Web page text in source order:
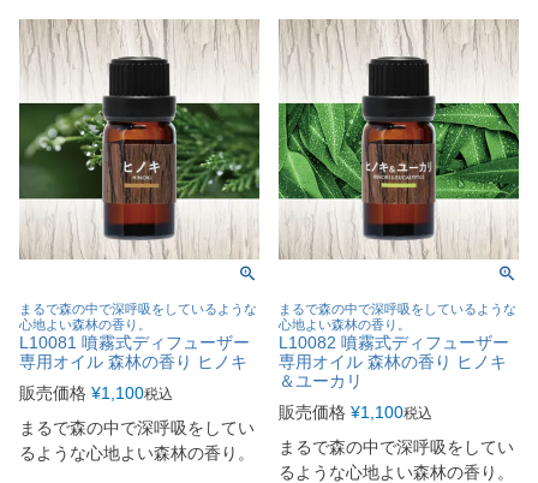
まるで森の中で深呼吸をしているような
心地よい森林の香り。
L10081 噴霧式ディフューザー
専用オイル 森林の香り ヒノキ
販売価格 ¥1,100税込
まるで森の中で深呼吸をしてい
るような心地よい森林の香り。
まるで森の中で深呼吸をしているような
心地よい森林の香り。
L10082 噴霧式ディフューザー
専用オイル 森林の香り ヒノキ
＆ユーカリ
販売価格 ¥1,100税込
まるで森の中で深呼吸をしてい
るような心地よい森林の香り。